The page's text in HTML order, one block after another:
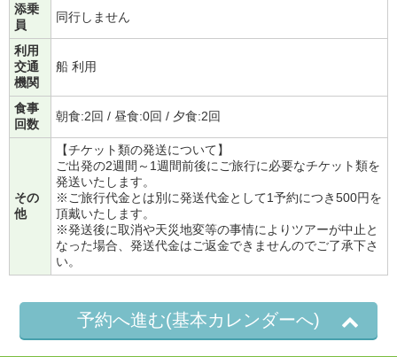
添乗
員
同行しません
利用
交通
機関
船 利用
食事
回数
朝食:2回 / 昼食:0回 / 夕食:2回
その
他
【チケット類の発送について】
ご出発の2週間～1週間前後にご旅行に必要なチケット類を
発送いたします。
※ご旅行代金とは別に発送代金として1予約につき500円を
頂戴いたします。
※発送後に取消や天災地変等の事情によりツアーが中止と
なった場合、発送代金はご返金できませんのでご了承下さ
い。
予約へ進む(基本カレンダーへ)